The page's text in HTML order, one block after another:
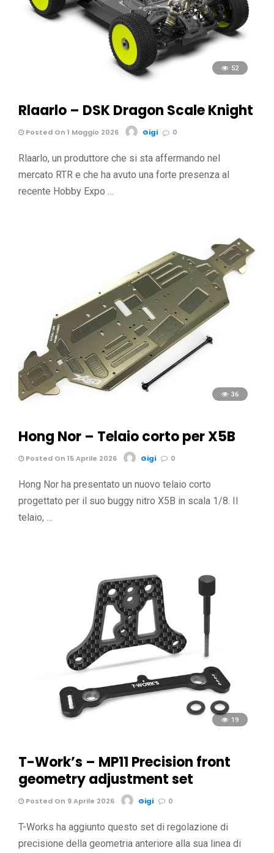
52
Rlaarlo – DSK Dragon Scale Knight
Posted On 1 Maggio 2026 Gigi 0
Rlaarlo, un produttore che si sta affermando nel
mercato RTR e che ha avuto una forte presenza al
recente Hobby Expo …
36
Hong Nor – Telaio corto per X5B
Posted On 15 Aprile 2026 Gigi 0
Hong Nor ha presentato un nuovo telaio corto
progettato per il suo buggy nitro X5B in scala 1/8. Il
telaio, …
19
T-Work’s – MP11 Precision front
geometry adjustment set
Posted On 9 Aprile 2026 Gigi 0
T-Works ha aggiunto questo set di regolazione di
precisione della geometria anteriore alla sua linea di